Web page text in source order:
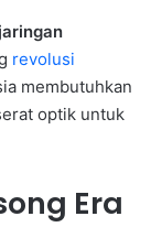
jaringan
revolusi
membutuhkan
optik untuk
Era